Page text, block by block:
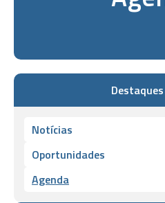
Destaques
Notícias
Oportunidades
Agenda